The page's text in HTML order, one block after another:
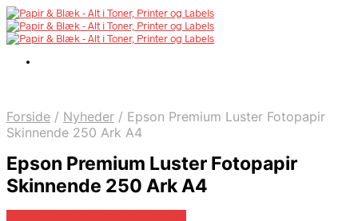
Forside / Nyheder / Epson Premium Luster Fotopapir
Skinnende 250 Ark A4
Epson Premium Luster Fotopapir
Skinnende 250 Ark A4